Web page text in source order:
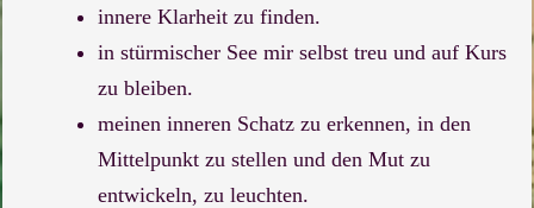
innere Klarheit zu finden.
in stürmischer See mir selbst treu und auf Kurs
zu bleiben.
meinen inneren Schatz zu erkennen, in den
Mittelpunkt zu stellen und den Mut zu
entwickeln, zu leuchten.